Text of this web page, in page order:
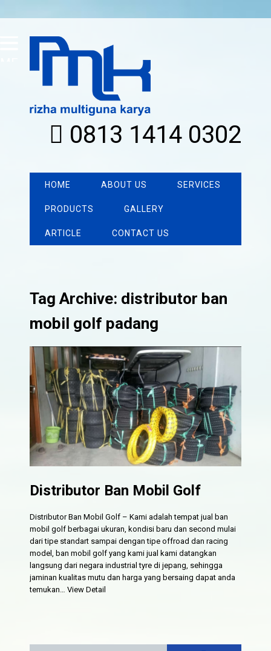
0813 1414 0302
HOME ABOUT US SERVICES
PRODUCTS GALLERY
ARTICLE CONTACT US
Tag Archive: distributor ban
mobil golf padang
Distributor Ban Mobil Golf
Distributor Ban Mobil Golf – Kami adalah tempat jual ban
mobil golf berbagai ukuran, kondisi baru dan second mulai
dari tipe standart sampai dengan tipe offroad dan racing
model, ban mobil golf yang kami jual kami datangkan
langsung dari negara industrial tyre di jepang, sehingga
jaminan kualitas mutu dan harga yang bersaing dapat anda
temukan…View Detail